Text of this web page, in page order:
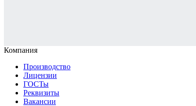
Компания
Производство
Лицензии
ГОСТы
Реквизиты
Вакансии